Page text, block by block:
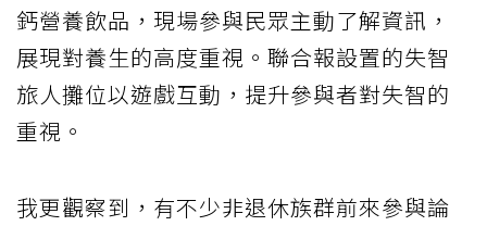
鈣營養飲品，現場參與民眾主動了解資訊，
展現對養生的高度重視。聯合報設置的失智
旅人攤位以遊戲互動，提升參與者對失智的
重視。
我更觀察到，有不少非退休族群前來參與論